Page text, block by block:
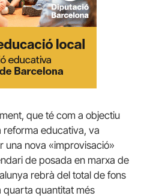
que té com a objectiu
reforma educativa, va
una nova «improvisació»
de posada en marxa de
rebrà del total de fons
quarta quantitat més